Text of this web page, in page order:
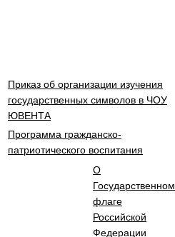
Приказ об организации изучения
государственных символов в ЧОУ
ЮВЕНТА
Программа гражданско-
патриотического воспитания
О
Государственном
флаге
Российской
Федерации